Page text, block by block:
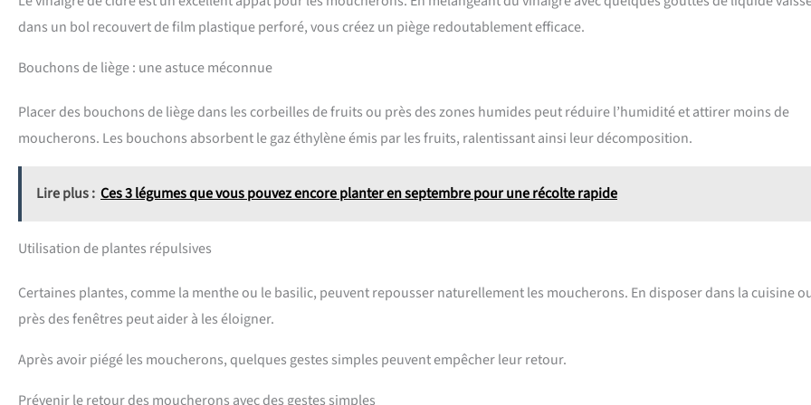
dans un bol recouvert de film plastique perforé, vous créez un piège redoutablement efficace.
Bouchons de liège : une astuce méconnue
Placer des bouchons de liège dans les corbeilles de fruits ou près des zones humides peut réduire l’humidité et attirer moins de
moucherons. Les bouchons absorbent le gaz éthylène émis par les fruits, ralentissant ainsi leur décomposition.
Lire plus : Ces 3 légumes que vous pouvez encore planter en septembre pour une récolte rapide
Utilisation de plantes répulsives
Certaines plantes, comme la menthe ou le basilic, peuvent repousser naturellement les moucherons. En disposer dans la cuisine
près des fenêtres peut aider à les éloigner.
Après avoir piégé les moucherons, quelques gestes simples peuvent empêcher leur retour.
Prévenir le retour des moucherons avec des gestes simples